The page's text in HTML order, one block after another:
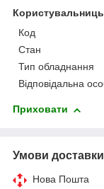
Код
Стан
Тип обладнання
Відповідальна
Приховати
Умови доставки
Нова Пошта